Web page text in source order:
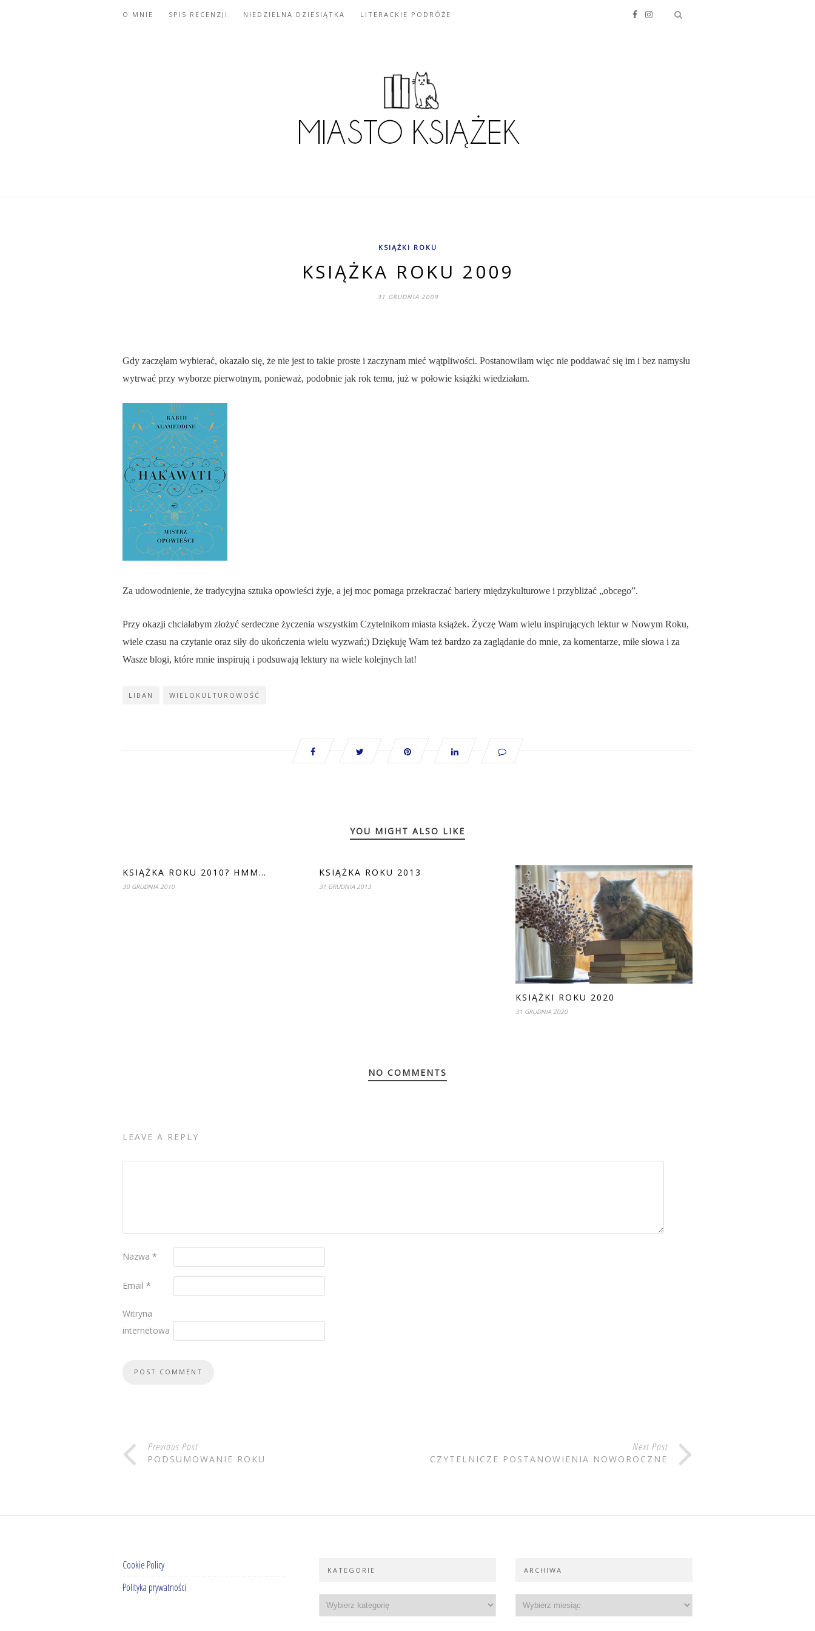
O MNIE SPIS RECENZJI NIEDZIELNA DZIESIĄTKA LITERACKIE PODRÓŻE
KSIĄŻKI ROKU
KSIĄŻKA ROKU 2009
31 GRUDNIA 2009
Gdy zaczęłam wybierać, okazało się, że nie jest to takie proste i zaczynam mieć wątpliwości. Postanowiłam więc nie poddawać się im i bez namysłu
wytrwać przy wyborze pierwotnym, ponieważ, podobnie jak rok temu, już w połowie książki wiedziałam.
Za udowodnienie, że tradycyjna sztuka opowieści żyje, a jej moc pomaga przekraczać bariery międzykulturowe i przybliżać „obcego”.
Przy okazji chciałabym złożyć serdeczne życzenia wszystkim Czytelnikom miasta książek. Życzę Wam wielu inspirujących lektur w Nowym Roku,
wiele czasu na czytanie oraz siły do ukończenia wielu wyzwań;) Dziękuję Wam też bardzo za zaglądanie do mnie, za komentarze, miłe słowa i za
Wasze blogi, które mnie inspirują i podsuwają lektury na wiele kolejnych lat!
LIBAN WIELOKULTUROWOŚĆ
YOU MIGHT ALSO LIKE
KSIĄŻKA ROKU 2010? HMM…
30 GRUDNIA 2010
KSIĄŻKA ROKU 2013
31 GRUDNIA 2013
KSIĄŻKI ROKU 2020
31 GRUDNIA 2020
NO COMMENTS
LEAVE A REPLY
Nazwa *
Email *
Witryna
internetowa
Previous Post
PODSUMOWANIE ROKU
Next Post
CZYTELNICZE POSTANOWIENIA NOWOROCZNE
Cookie Policy
Polityka prywatności
KATEGORIE ARCHIWA